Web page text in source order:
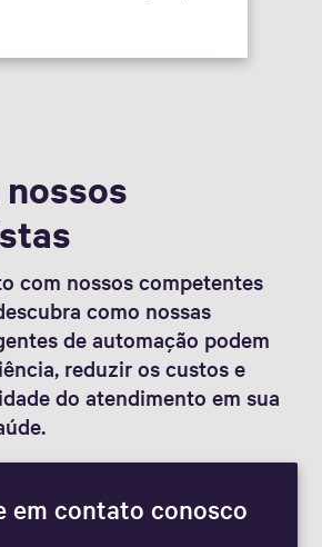
com nossos competentes
como nossas
de automação podem
reduzir os custos e
do atendimento em sua
em contato conosco